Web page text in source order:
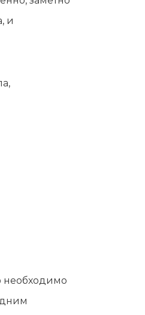
и
необходимо